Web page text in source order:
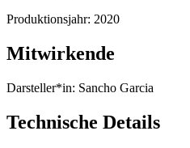
Produktionsjahr: 2020
Mitwirkende
Darsteller*in: Sancho Garcia
Technische Details